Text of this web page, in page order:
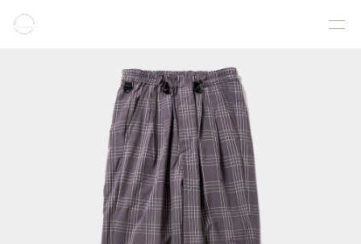
COLLECTION
PRODUCT
GALLERY
ONLINE STORE
STORELIST